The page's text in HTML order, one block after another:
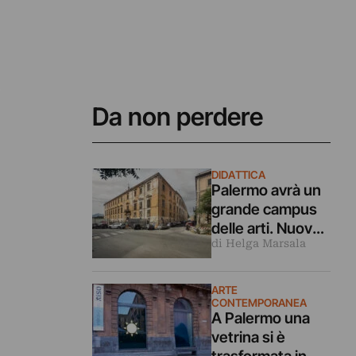
Da non perdere
DIDATTICA
Palermo avrà un
grande campus
delle arti. Nuova
sede
un complesso
monumentale
recuperato
di Helga Marsala
ARTE
CONTEMPORANEA
A Palermo una
vetrina si è